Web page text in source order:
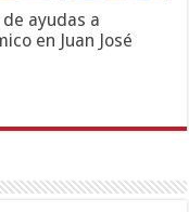
ayudas a
en Juan José